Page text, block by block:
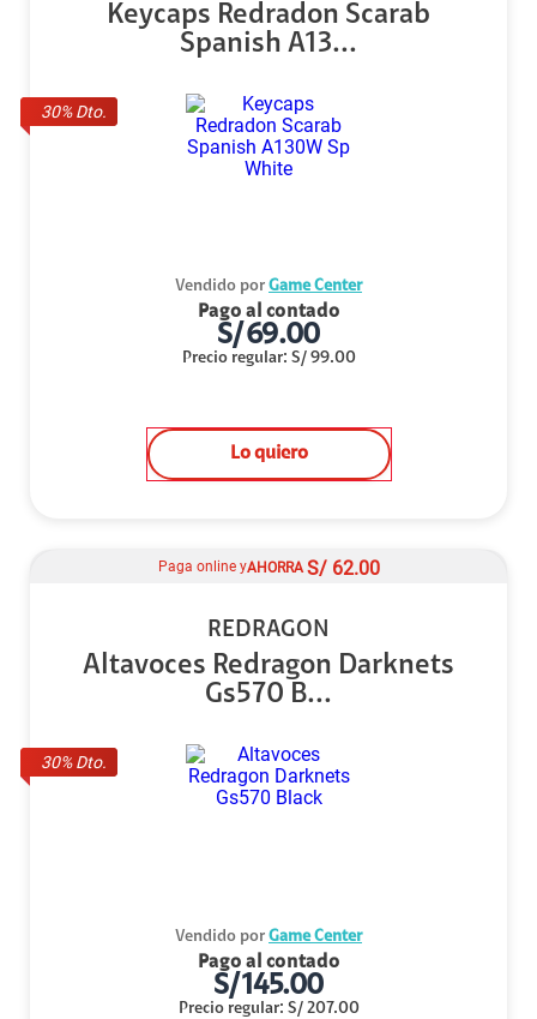
30% Dto.
Keycaps Redradon Scarab
Spanish A13...
Vendido por Game Center
Pago al contado
S/69.00
Precio regular: S/ 99.00
Lo quiero
30% Dto.
Paga online yAHORRA S/ 62.00
REDRAGON
Altavoces Redragon Darknets
Gs570 B...
Vendido por Game Center
Pago al contado
S/145.00
Precio regular: S/ 207.00